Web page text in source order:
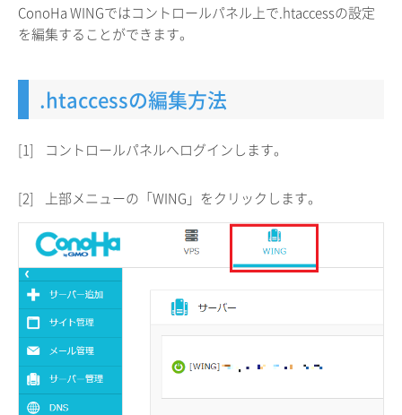
ConoHa WINGではコントロールパネル上で.htaccessの設定
を編集することができます。
.htaccessの編集方法
[1] コントロールパネルへログインします。
[2] 上部メニューの「WING」をクリックします。